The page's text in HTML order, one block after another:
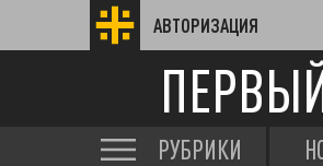
АВТОРИЗАЦИЯ
РУБРИКИ